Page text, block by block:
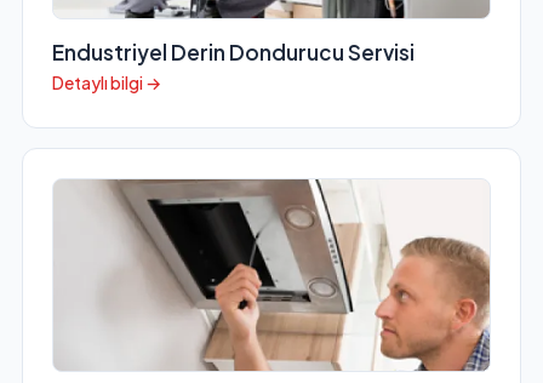
Endustriyel Derin Dondurucu Servisi
Detaylı bilgi →